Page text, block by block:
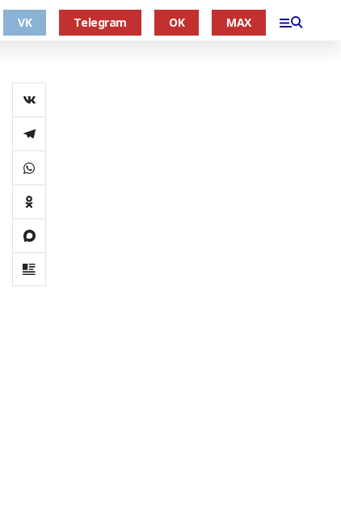
VK Telegram OK MAX